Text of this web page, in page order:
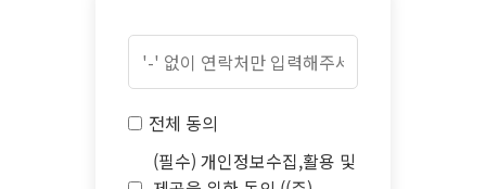
전체 동의
(필수) 개인정보수집,활용 및